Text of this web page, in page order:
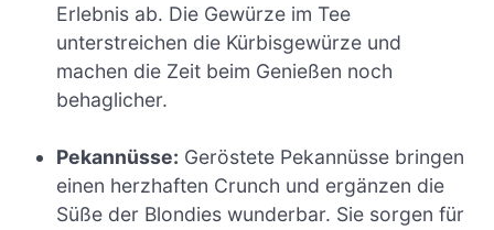
Erlebnis ab. Die Gewürze im Tee
unterstreichen die Kürbisgewürze und
machen die Zeit beim Genießen noch
behaglicher.
Pekannüsse: Geröstete Pekannüsse bringen
einen herzhaften Crunch und ergänzen die
Süße der Blondies wunderbar. Sie sorgen für